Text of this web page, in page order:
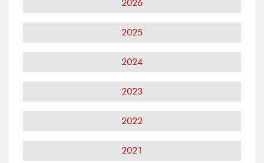
2026
2025
2024
2023
2022
2021